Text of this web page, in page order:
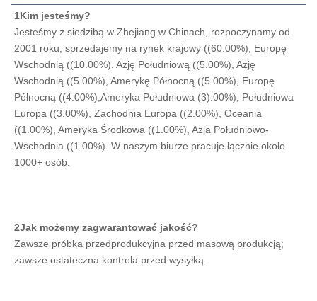
1Kim jesteśmy?
Jesteśmy z siedzibą w Zhejiang w Chinach, rozpoczynamy od
2001 roku, sprzedajemy na rynek krajowy ((60.00%), Europę
Wschodnią ((10.00%), Azję Południową ((5.00%), Azję
Wschodnią ((5.00%), Amerykę Północną ((5.00%), Europę
Północną ((4.00%),Ameryka Południowa (3).00%), Południowa
Europa ((3.00%), Zachodnia Europa ((2.00%), Oceania
((1.00%), Ameryka Środkowa ((1.00%), Azja Południowo-
Wschodnia ((1.00%). W naszym biurze pracuje łącznie około
1000+ osób.
2Jak możemy zagwarantować jakość?
Zawsze próbka przedprodukcyjna przed masową produkcją;
zawsze ostateczna kontrola przed wysyłką.